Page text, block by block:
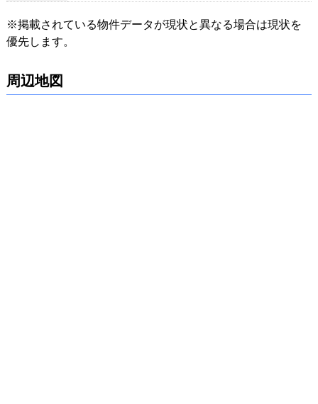
※掲載されている物件データが現状と異なる場合は現状を
優先します。
周辺地図